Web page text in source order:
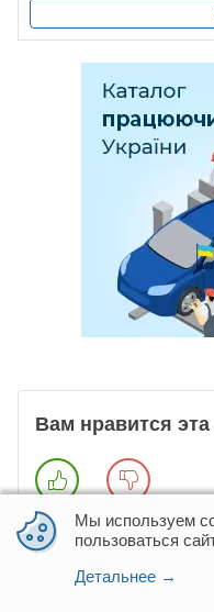
Мы используем
пользоваться
Детальнее →
Вам нравится
Отзывы о моделях